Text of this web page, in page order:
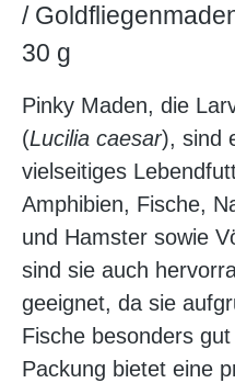
/
30 g
Pinky Maden, die
(Lucilia caesar), sind
vielseitiges
Amphibien, Fische,
und Hamster sowie
sind sie auch
geeignet, da sie
Fische besonders
Packung bietet eine